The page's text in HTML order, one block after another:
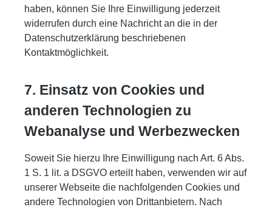
haben, können Sie Ihre Einwilligung jederzeit
widerrufen durch eine Nachricht an die in der
Datenschutzerklärung beschriebenen
Kontaktmöglichkeit.
7. Einsatz von Cookies und
anderen Technologien zu
Webanalyse und Werbezwecken
Soweit Sie hierzu Ihre Einwilligung nach Art. 6 Abs.
1 S. 1 lit. a DSGVO erteilt haben, verwenden wir auf
unserer Webseite die nachfolgenden Cookies und
andere Technologien von Drittanbietern. Nach